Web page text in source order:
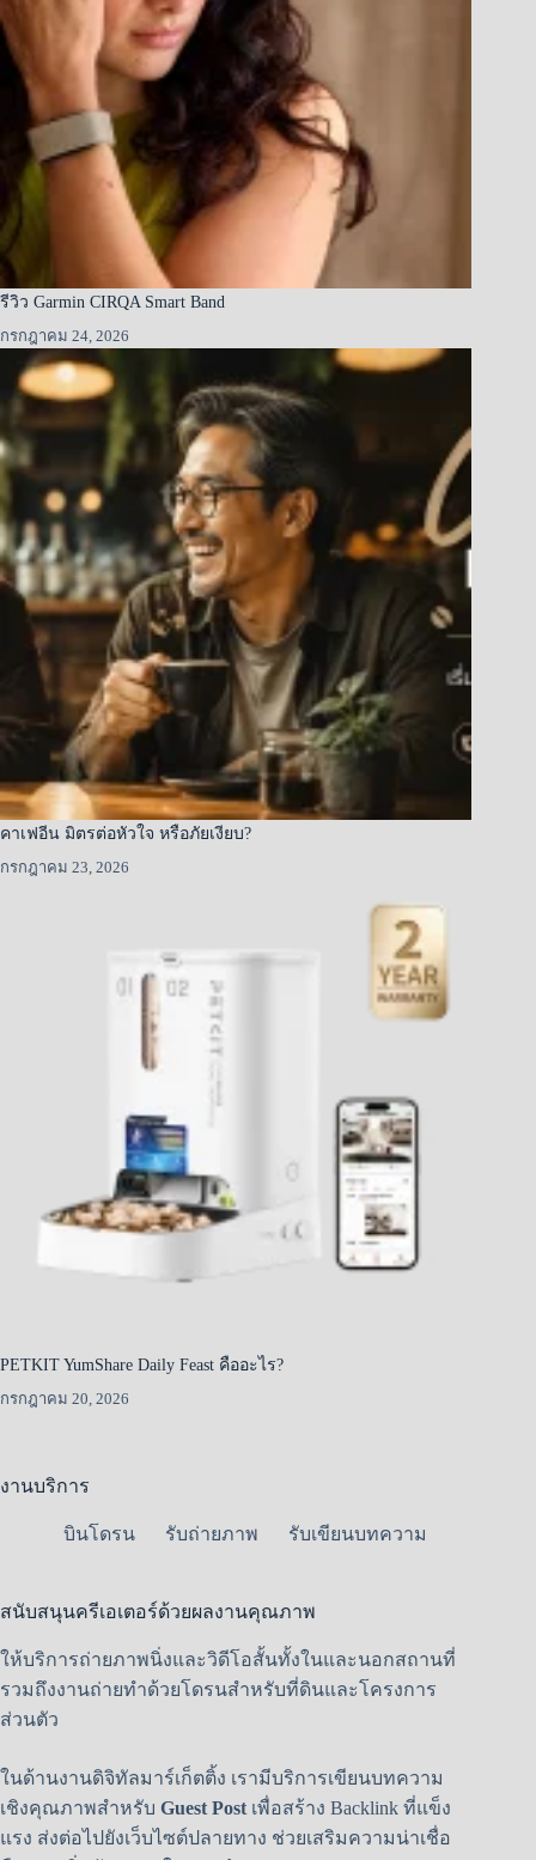
รีวิว Garmin CIRQA Smart Band
กรกฎาคม 24, 2026
คาเฟอีน มิตรต่อหัวใจ หรือภัยเงียบ?
กรกฎาคม 23, 2026
PETKIT YumShare Daily Feast คืออะไร?
กรกฎาคม 20, 2026
งานบริการ
บินโดรน รับถ่ายภาพ รับเขียนบทความ
สนับสนุนครีเอเตอร์ด้วยผลงานคุณภาพ
ให้บริการถ่ายภาพนิ่งและวิดีโอสั้นทั้งในและนอกสถานที่
รวมถึงงานถ่ายทำด้วยโดรนสำหรับที่ดินและโครงการ
ส่วนตัว
ในด้านงานดิจิทัลมาร์เก็ตติ้ง เรามีบริการเขียนบทความ
เชิงคุณภาพสำหรับ Guest Post เพื่อสร้าง Backlink ที่แข็ง
แรง ส่งต่อไปยังเว็บไซต์ปลายทาง ช่วยเสริมความน่าเชื่อ